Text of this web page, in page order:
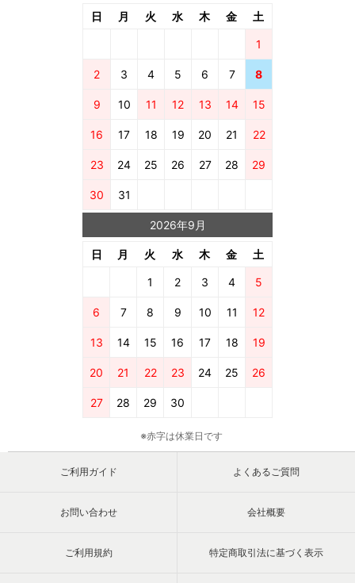
日 月 火 水 木 金 土
1
2 3 4 5 6 7 8
9 10 11 12 13 14 15
16 17 18 19 20 21 22
23 24 25 26 27 28 29
30 31
2026年9月
日 月 火 水 木 金 土
1 2 3 4 5
6 7 8 9 10 11 12
13 14 15 16 17 18 19
20 21 22 23 24 25 26
27 28 29 30
※赤字は休業日です
ご利用ガイド よくあるご質問
お問い合わせ 会社概要
ご利用規約 特定商取引法に基づく表示